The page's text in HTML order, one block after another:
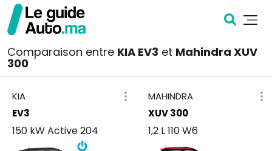
Comparaison entre KIA EV3 et Mahindra XUV
300
KIA
EV3
150 kW Active 204
MAHINDRA
XUV 300
1,2 L 110 W6